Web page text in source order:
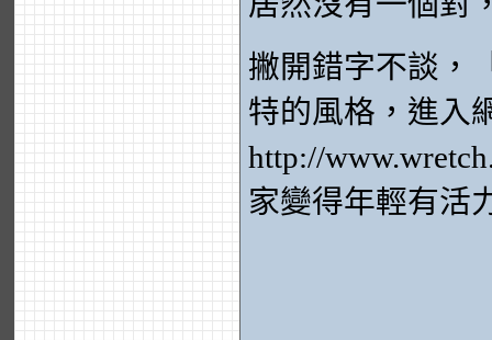
撇開錯字不談，
特的風格，進入
http://
家變得年輕有活